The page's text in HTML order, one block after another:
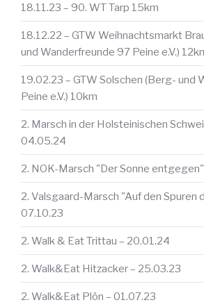
18.11.23 – 90. WT Tarp 15km
18.12.22 – GTW Weihnachtsmarkt
und Wanderfreunde 97 Peine e.V.)
19.02.23 – GTW Solschen (Berg- und
Peine e.V.) 10km
2. Marsch in der Holsteinischen
04.05.24
2. NOK-Marsch "Der Sonne
2. Valsgaard-Marsch "Auf den Spuren
07.10.23
2. Walk & Eat Trittau – 20.01.24
2. Walk&Eat Hitzacker – 25.03.23
2. Walk&Eat Plön – 01.07.23